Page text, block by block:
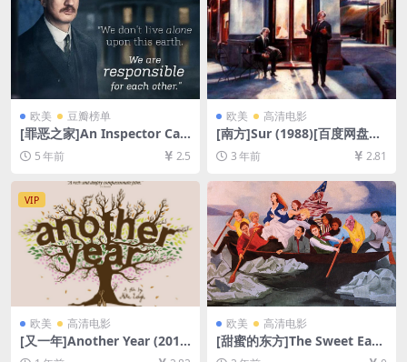
欧美 豆瓣榜单
[罪恶之家]An Inspector Call
s (2015)[百度网盘+迅雷云盘
资源1080P超清未删减][MP4/
5 年前 2.5
欧美 高清电影
[南方]Sur (1988)[百度网盘
+夸克网盘1080P超清资源][网
盘在线播放/下载][MP4/7.3G
3 年前 2.81
VIP
欧美 高清电影
[又一年]Another Year (201
0)[百度网盘+夸克网盘1080P
欧美 高清电影
[甜蜜的东方]The Sweet East
(2023)[百度网盘+夸克网盘10